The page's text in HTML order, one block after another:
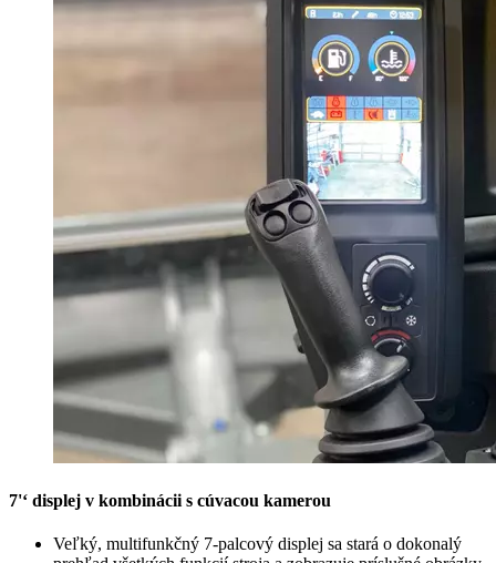
7'‘ displej v kombinácii s cúvacou kamerou
Veľký, multifunkčný 7-palcový displej sa stará o dokonalý